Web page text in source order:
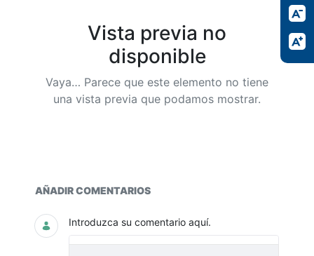
Vista previa no
disponible
Vaya… Parece que este elemento no tiene
una vista previa que podamos mostrar.
Cuadro de Mando Integral
AÑADIR COMENTARIOS
Introduzca su comentario aquí.